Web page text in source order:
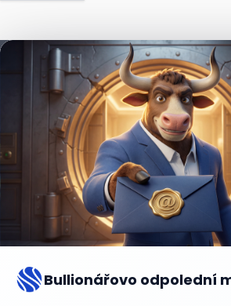
Bullionářovo odpolední
Nejčtenějšízprávy